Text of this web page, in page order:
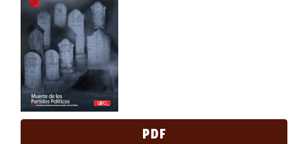
lateral
del
artículo
PDF